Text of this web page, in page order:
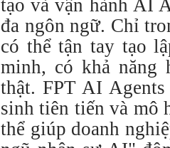
tạo và vận hành AI
đa ngôn ngữ. Chỉ
có thể tận tay tạo
minh, có khả năng
thật. FPT AI
sinh tiên tiến và mô
thể giúp doanh